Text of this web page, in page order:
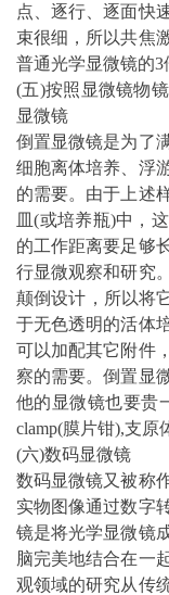
点、逐行、逐面快
束很细，所以共焦
普通光学显微镜的3
(五)按照显微镜物
显微镜
倒置显微镜是为了
细胞离体培养、浮
的需要。由于上述
皿(或培养瓶)中，
的工作距离要足够
行显微观察和研究
颠倒设计，所以将
于无色透明的活体
可以加配其它附件
察的需要。倒置显
他的显微镜也要贵
clamp(膜片钳),支原
(六)数码显微镜
数码显微镜又被称
实物图像通过数字
镜是将光学显微镜
脑完美地结合在一
观领域的研究从传